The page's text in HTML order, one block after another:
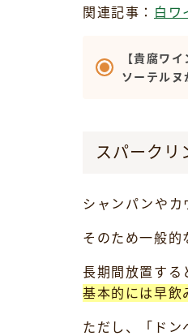
関連記事： 白ワ
【貴腐ワ
ソーテルヌ
スパークリ
シャンパンやカ
そのため一般的
長期間放置する
基本的には早飲
ただし、「ド